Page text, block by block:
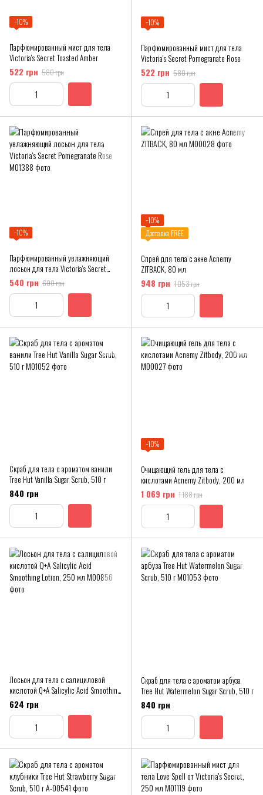
−10%
Парфюмированный мист для тела
Victoria's Secret Toasted Amber
522 грн 580 грн
−10%
Парфюмированный мист для тела
Victoria's Secret Pomegranate Rose
522 грн 580 грн
−10%
Парфюмированный увлажняющий
лосьон для тела Victoria's Secret
Pomegranate Rose
540 грн 600 грн
−10%
Доставка FREE
Спрей для тела с акне Acnemy
ZITBACK, 80 мл
948 грн 1 053 грн
Скраб для тела с ароматом ванили
Tree Hut Vanilla Sugar Scrub, 510 г
840 грн
−10%
Очищающий гель для тела с
кислотами Acnemy Zitbody, 200 мл
1 069 грн 1 188 грн
Лосьон для тела с салициловой
кислотой Q+A Salicylic Acid Smoothing
Lotion, 250 мл
624 грн
Скраб для тела с ароматом арбуза
Tree Hut Watermelon Sugar Scrub, 510 г
840 грн